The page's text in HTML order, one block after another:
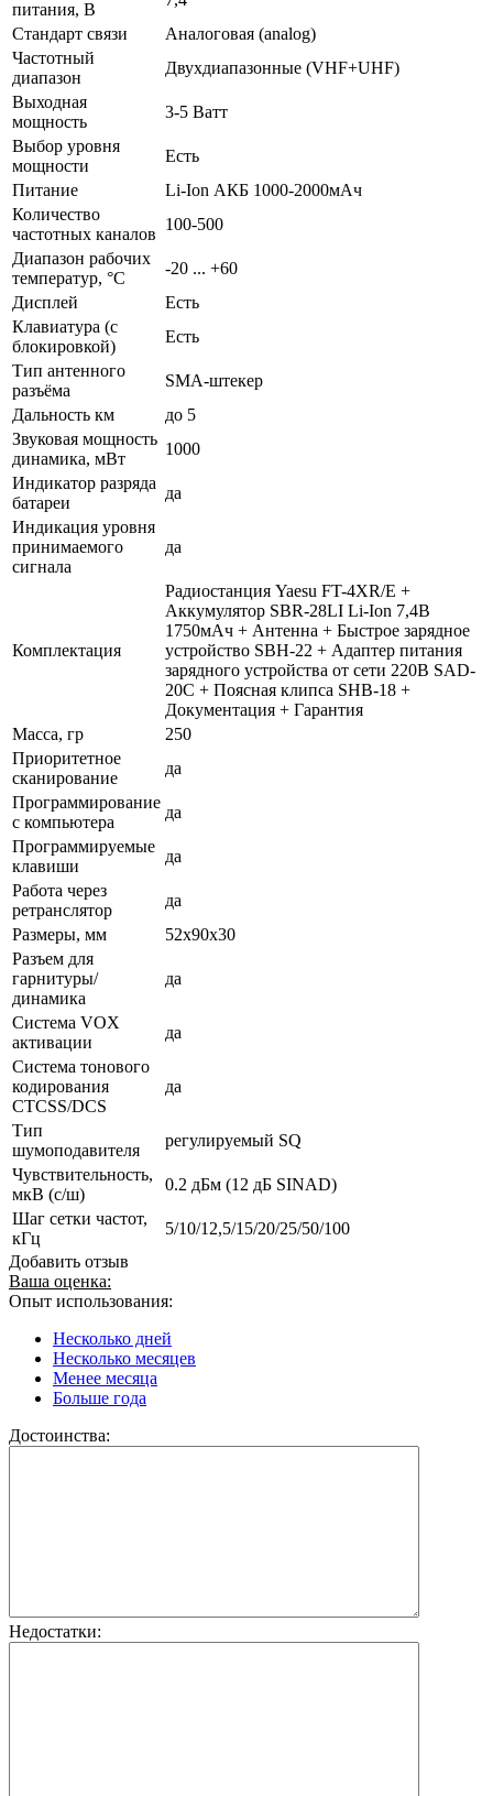
питания, В
Стандарт связи
Аналоговая (analog)
Частотный
диапазон
Двухдиапазонные (VHF+UHF)
Выходная
мощность
3-5 Ватт
Выбор уровня
мощности
Есть
Питание
Li-Ion АКБ 1000-2000мАч
Количество
частотных каналов
100-500
Диапазон рабочих
температур, °С
-20 ... +60
Дисплей
Есть
Клавиатура (с
блокировкой)
Есть
Тип антенного
разъёма
SMA-штекер
Дальность км
до 5
Звуковая мощность
динамика, мВт
1000
Индикатор разряда
батареи
да
Индикация уровня
принимаемого
сигнала
да
Комплектация
Радиостанция Yaesu FT-4XR/E +
Аккумулятор SBR-28LI Li-Ion 7,4В
1750мАч + Антенна + Быстрое зарядное
устройство SBH-22 + Адаптер питания
зарядного устройства от сети 220В SAD-
20C + Поясная клипса SHB-18 +
Документация + Гарантия
Масса, гр
250
Приоритетное
сканирование
да
Программирование
с компьютера
да
Программируемые
клавиши
да
Работа через
ретранслятор
да
Размеры, мм
52x90x30
Разъем для
гарнитуры/
динамика
да
Система VOX
активации
да
Система тонового
кодирования
CTCSS/DCS
да
Тип
шумоподавителя
регулируемый SQ
Чувствительность,
мкВ (с/ш)
0.2 дБм (12 дБ SINAD)
Шаг сетки частот,
кГц
5/10/12,5/15/20/25/50/100
Добавить отзыв
Ваша оценка:
Опыт использования:
Несколько дней
Несколько месяцев
Менее месяца
Больше года
Достоинства:
Недостатки: